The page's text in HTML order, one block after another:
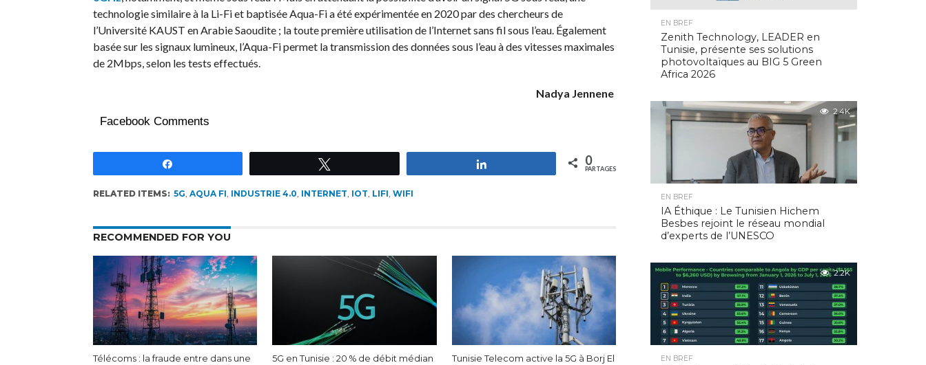
technologie similaire à la Li-Fiet baptiséeAqua-Fia été expérimentée en 2020 par des chercheurs de
l’Université KAUST en Arabie Saoudite ; la toute première utilisation de l’Internet sans fil sous l’eau.Également
basée sur les signaux lumineux, l’Aqua-Fipermet la transmission des données sous l’eau à des vitesses maximales
de 2Mbps, selon les tests effectués.
Nadya Jennene
Facebook Comments
0
PARTAGES
RELATED ITEMS: 5G, AQUA FI, INDUSTRIE 4.0, INTERNET, IOT, LIFI, WIFI
RECOMMENDED FOR YOU
Télécoms : la fraude entre dans une
5G en Tunisie : 20 % de débit médian
Tunisie Telecom active la 5G à Borj El
EN BREF
Zenith Technology, LEADER en
Tunisie, présente ses solutions
photovoltaïques au BIG 5 Green
Africa 2026
2.4K
EN BREF
IA Éthique : Le Tunisien Hichem
Besbes rejoint le réseau mondial
d’experts de l’UNESCO
2.2K
EN BREF